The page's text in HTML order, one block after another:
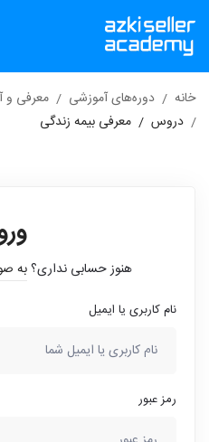
خانه دوره‌های آموزشی
معرفی و
دروس
معرفی بیمه زندگی
هنوز حسابی نداری؟به
نام کاربری یا ایمیل
رمز عبور